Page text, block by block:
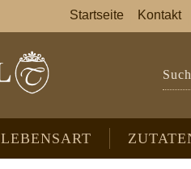
LEBENSART
Startseite Kontakt